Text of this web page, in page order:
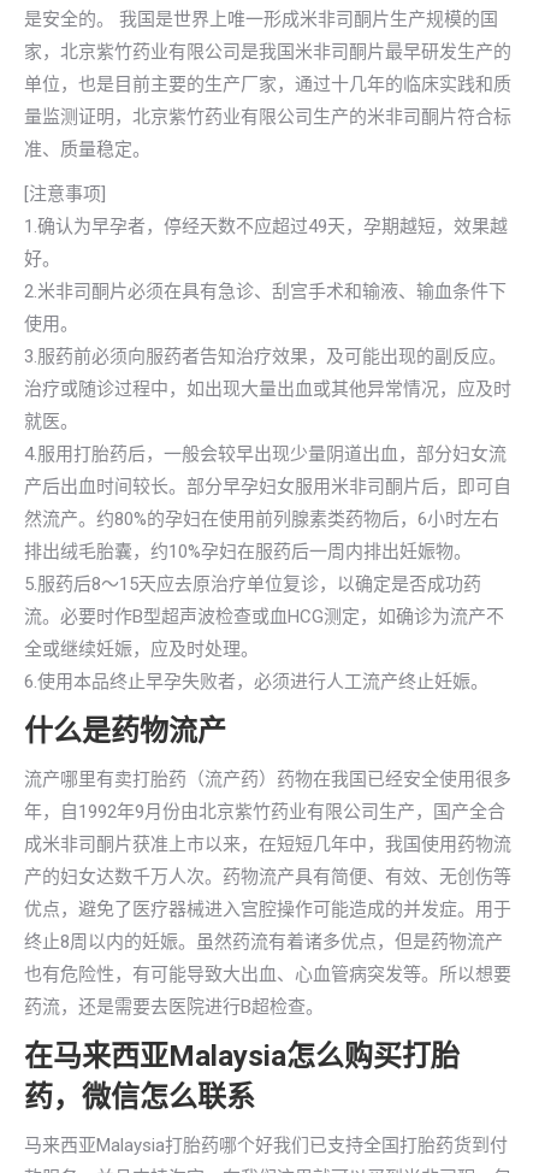
是安全的。 我国是世界上唯一形成米非司酮片生产规模的国
家，北京紫竹药业有限公司是我国米非司酮片最早研发生产的
单位，也是目前主要的生产厂家，通过十几年的临床实践和质
量监测证明，北京紫竹药业有限公司生产的米非司酮片符合标
准、质量稳定。
[注意事项]
1.确认为早孕者，停经天数不应超过49天，孕期越短，效果越
好。
2.米非司酮片必须在具有急诊、刮宫手术和输液、输血条件下
使用。
3.服药前必须向服药者告知治疗效果，及可能出现的副反应。
治疗或随诊过程中，如出现大量出血或其他异常情况，应及时
就医。
4.服用打胎药后，一般会较早出现少量阴道出血，部分妇女流
产后出血时间较长。部分早孕妇女服用米非司酮片后，即可自
然流产。约80%的孕妇在使用前列腺素类药物后，6小时左右
排出绒毛胎囊，约10%孕妇在服药后一周内排出妊娠物。
5.服药后8～15天应去原治疗单位复诊，以确定是否成功药
流。必要时作B型超声波检查或血HCG测定，如确诊为流产不
全或继续妊娠，应及时处理。
6.使用本品终止早孕失败者，必须进行人工流产终止妊娠。
什么是药物流产
流产哪里有卖打胎药（流产药）药物在我国已经安全使用很多
年，自1992年9月份由北京紫竹药业有限公司生产，国产全合
成米非司酮片获准上市以来，在短短几年中，我国使用药物流
产的妇女达数千万人次。药物流产具有简便、有效、无创伤等
优点，避免了医疗器械进入宫腔操作可能造成的并发症。用于
终止8周以内的妊娠。虽然药流有着诸多优点，但是药物流产
也有危险性，有可能导致大出血、心血管病突发等。所以想要
药流，还是需要去医院进行B超检查。
在马来西亚Malaysia怎么购买打胎
药，微信怎么联系
马来西亚Malaysia打胎药哪个好我们已支持全国打胎药货到付